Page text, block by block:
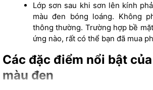
Lớp sơn sau khi sơn lên kính
màu đen bóng loáng. Không
thông thường. Trường hợp bề
ứng nào, rất có thể bạn đã mua
Các đặc điểm nổi bật
màu đen